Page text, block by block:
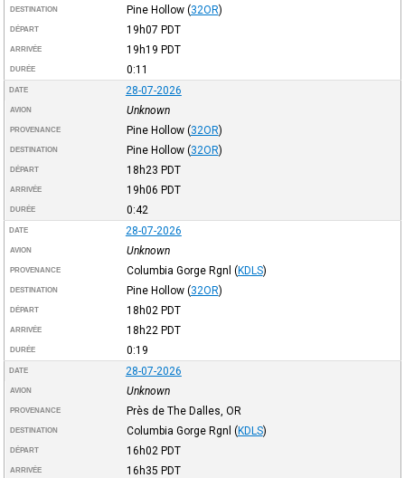
DESTINATION Pine Hollow (32OR)
DÉPART 19h07 PDT
ARRIVÉE 19h19 PDT
DURÉE 0:11
DATE 28-07-2026
AVION Unknown
PROVENANCE Pine Hollow (32OR)
DESTINATION Pine Hollow (32OR)
DÉPART 18h23 PDT
ARRIVÉE 19h06 PDT
DURÉE 0:42
DATE 28-07-2026
AVION Unknown
PROVENANCE Columbia Gorge Rgnl (KDLS)
DESTINATION Pine Hollow (32OR)
DÉPART 18h02 PDT
ARRIVÉE 18h22 PDT
DURÉE 0:19
DATE 28-07-2026
AVION Unknown
PROVENANCE Près de The Dalles, OR
DESTINATION Columbia Gorge Rgnl (KDLS)
DÉPART 16h02 PDT
ARRIVÉE 16h35 PDT